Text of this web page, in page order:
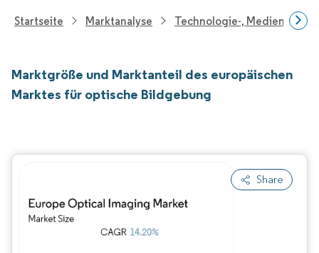
Startseite Marktanalyse Technologie-, Medien- Und
Marktgröße und Marktanteil des europäischen
Marktes für optische Bildgebung
Share